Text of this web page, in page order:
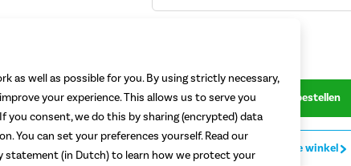
Begin met bestellen
Proefrit in de winkel
as well as possible for you. By using strictly necessary,
your experience. This allows us to serve you
you consent, we do this by sharing (encrypted) data
You can set your preferences yourself. Read our
statement (in Dutch) to learn how we protect your